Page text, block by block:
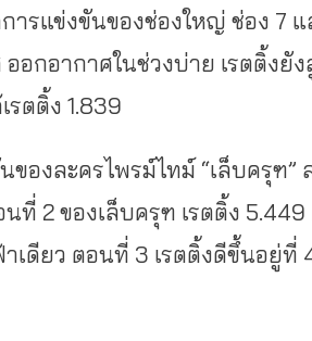
ารแข่งขันของช่องใหญ่ ช่อง 7
ออกอากาศในช่วงบ่าย เรตติ้งยั
รตติ้ง 1.839
ของละครไพรม์ไทม์ “เล็บครุฑ”
ที่ 2 ของเล็บครุฑ เรตติ้ง
เดียว ตอนที่ 3 เรตติ้งดีขึ้นอยู่ที่